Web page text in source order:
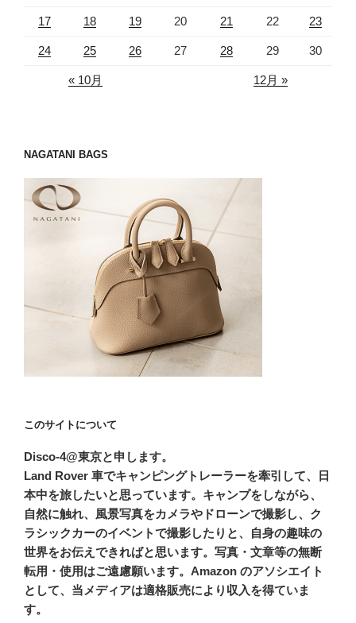
17 18 19 20 21 22 23
24 25 26 27 28 29 30
« 10月 12月 »
NAGATANI BAGS
このサイトについて
Disco-4@東京と申します。
Land Rover 車でキャンピングトレーラーを牽引して、日
本中を旅したいと思っています。キャンプをしながら、
自然に触れ、風景写真をカメラやドローンで撮影し、ク
ラシックカーのイベントで撮影したりと、自身の趣味の
世界をお伝えできればと思います。写真・文章等の無断
転用・使用はご遠慮願います。Amazon のアソシエイト
として、当メディアは適格販売により収入を得ていま
す。